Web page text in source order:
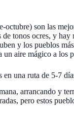
son las
tonos ocres, y
y los pueblos
aire mágico a los
en una ruta de 5-7
arrancando y
pero estos